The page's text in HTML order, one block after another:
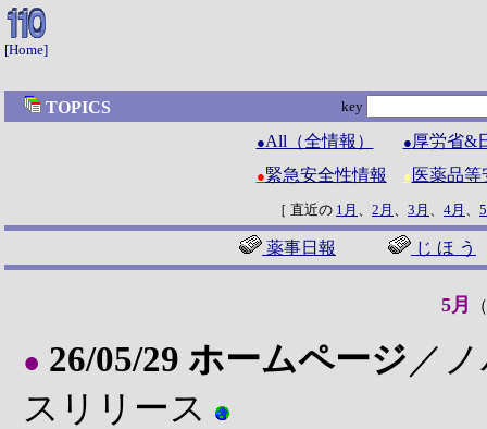
[Home]
TOPICS key
●All（全情報） ● 厚労省&
●緊急安全性情報 ● 医薬品等
［ 直近の 1月 、 2月 、 3月 、 4月 、
薬事日報 じ ほ う
5月
● 26/05/29 ホームページ ／
スリリース